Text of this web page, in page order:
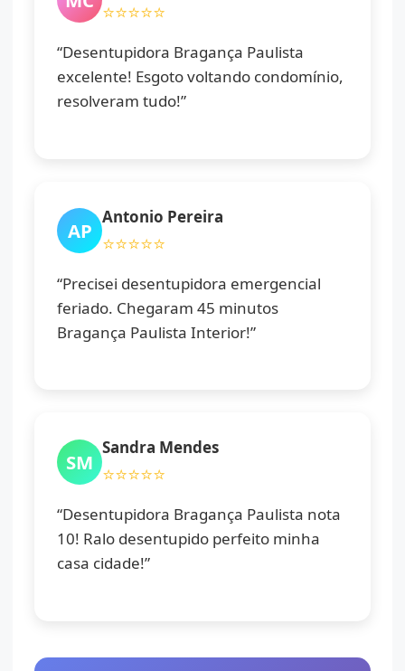
⭐⭐⭐⭐⭐
“Desentupidora Bragança Paulista
excelente! Esgoto voltando condomínio,
resolveram tudo!”
AP
Antonio Pereira
⭐⭐⭐⭐⭐
“Precisei desentupidora emergencial
feriado. Chegaram 45 minutos
Bragança Paulista Interior!”
SM
Sandra Mendes
⭐⭐⭐⭐⭐
“Desentupidora Bragança Paulista nota
10! Ralo desentupido perfeito minha
casa cidade!”